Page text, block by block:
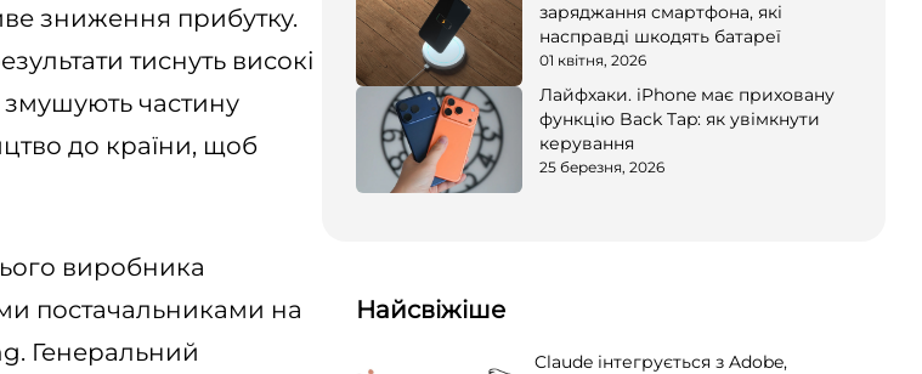
зниження прибутку.
тиснуть високі
частину
до країни, щоб
виробника
постачальниками на
Генеральний
заряджання смартфона, які
насправді шкодять батареї
01 квітня, 2026
Лайфхаки. iPhone має приховану
функцію Back Tap: як увімкнути
керування
25 березня, 2026
Найсвіжіше
Claude інтегрується з Adobe,